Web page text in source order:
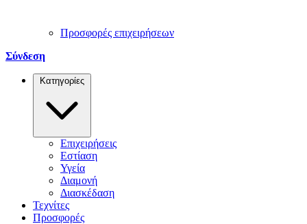
Προσφορές επιχειρήσεων
Σύνδεση
Κατηγορίες
Επιχειρήσεις
Εστίαση
Υγεία
Διαμονή
Διασκέδαση
Τεχνίτες
Προσφορές